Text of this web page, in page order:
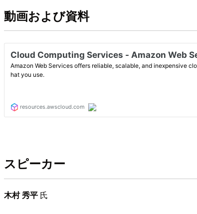
動画および資料
スピーカー
木村 秀平 氏